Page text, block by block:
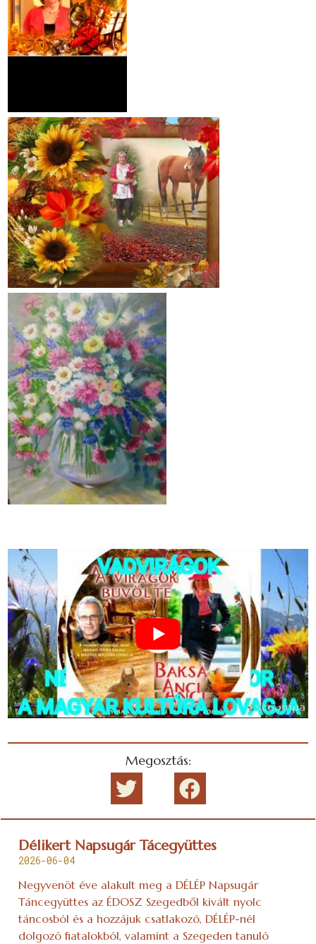
Megosztás:
Délikert Napsugár Tácegyüttes
2026-06-04
Negyvenöt éve alakult meg a DÉLÉP Napsugár
Táncegyüttes az ÉDOSZ Szegedből kivált nyolc
táncosból és a hozzájuk csatlakozó, DÉLÉP-nél
dolgozó fiatalokból, valamint a Szegeden tanuló